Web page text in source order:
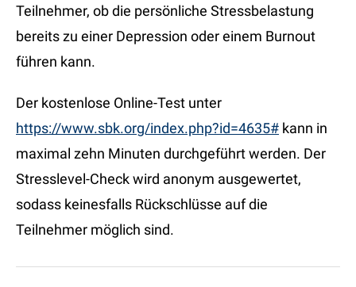
Teilnehmer, ob die persönliche Stressbelastung
bereits zu einer Depression oder einem Burnout
führen kann.
Der kostenlose Online-Test unter
https://www.sbk.org/index.php?id=4635# kann in
maximal zehn Minuten durchgeführt werden. Der
Stresslevel-Check wird anonym ausgewertet,
sodass keinesfalls Rückschlüsse auf die
Teilnehmer möglich sind.